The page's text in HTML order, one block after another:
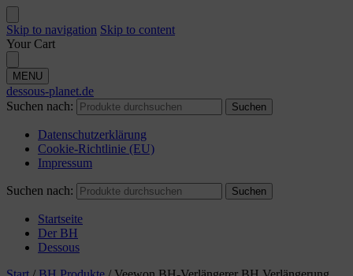
Skip to navigation Skip to content
Your Cart
MENU
dessous-planet.de
Suchen nach:
Suchen
Datenschutzerklärung
Cookie-Richtlinie (EU)
Impressum
Suchen nach: Suchen
Startseite
Der BH
Dessous